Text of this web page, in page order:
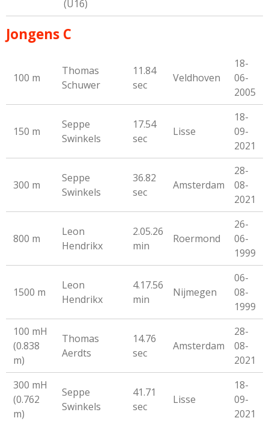
(U16)
Jongens C
100 m
Thomas
Schuwer
11.84
sec
Veldhoven
18-
06-
2005
150 m
Seppe
Swinkels
17.54
sec
Lisse
18-
09-
2021
300 m
Seppe
Swinkels
36.82
sec
Amsterdam
28-
08-
2021
800 m
Leon
Hendrikx
2.05.26
min
Roermond
26-
06-
1999
1500 m
Leon
Hendrikx
4.17.56
min
Nijmegen
06-
08-
1999
100 mH
(0.838
m)
Thomas
Aerdts
14.76
sec
Amsterdam
28-
08-
2021
300 mH
(0.762
m)
Seppe
Swinkels
41.71
sec
Lisse
18-
09-
2021